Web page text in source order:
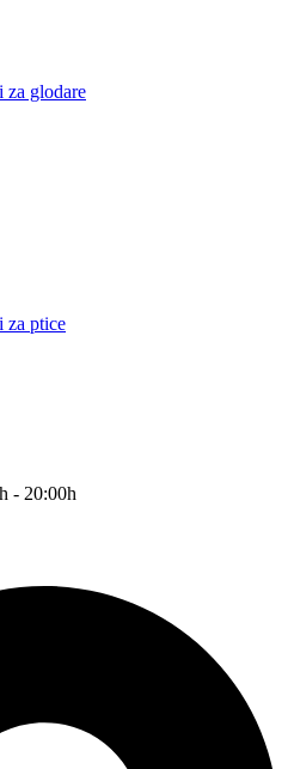
za glodare
za ptice
- 20:00h